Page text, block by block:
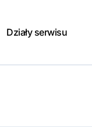
Działy serwisu